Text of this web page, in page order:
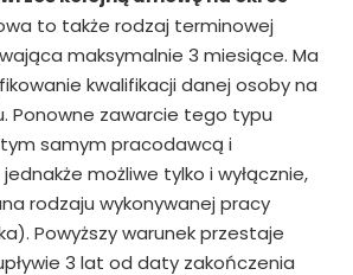
to także rodzaj terminowej
maksymalnie 3 miesiące. Ma
kwalifikacji danej osoby na
Ponowne zawarcie tego typu
samym pracodawcą i
możliwe tylko i wyłącznie,
rodzaju wykonywanej pracy
Powyższy warunek przestaje
3 lat od daty zakończenia